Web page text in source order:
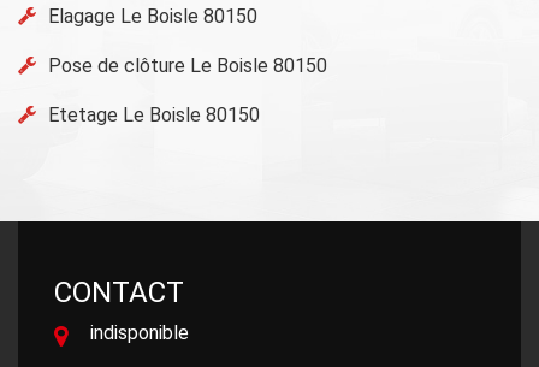
Elagage Le Boisle 80150
Pose de clôture Le Boisle 80150
Etetage Le Boisle 80150
CONTACT
indisponible